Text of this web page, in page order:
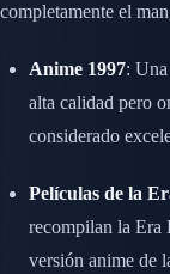
completamente el
Anime 1997:
alta calidad pero
considerado
Películas de la
recompilan la Era
versión anime de